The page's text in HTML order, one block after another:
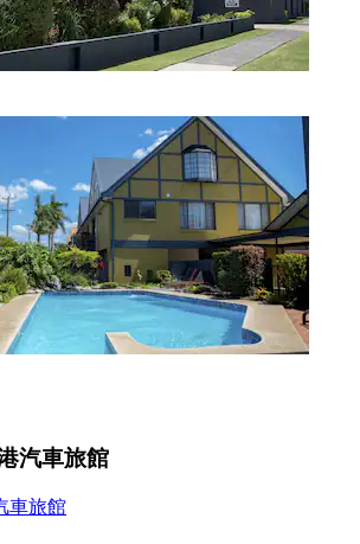
汽車旅館
車旅館